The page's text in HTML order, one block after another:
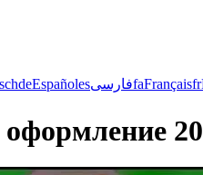
deEspañolesفارسیfaFrançaisfr